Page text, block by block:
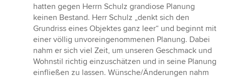
hatten gegen Herrn Schulz grandiose Planung
keinen Bestand. Herr Schulz „denkt sich den
Grundriss eines Objektes ganz leer“ und beginnt mit
einer völlig unvoreingenommenen Planung. Dabei
nahm er sich viel Zeit, um unseren Geschmack und
Wohnstil richtig einzuschätzen und in seine Planung
einfließen zu lassen. Wünsche/Änderungen nahm